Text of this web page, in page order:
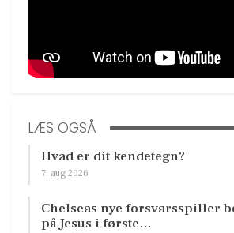
LÆS OGSÅ
Hvad er dit kendetegn?
7. aug 2026
Chelseas nye forsvarsspiller
på Jesus i første…